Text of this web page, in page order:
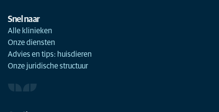
Snel naar
Alle klinieken
Onze diensten
Advies en tips: huisdieren
Onze juridische structuur